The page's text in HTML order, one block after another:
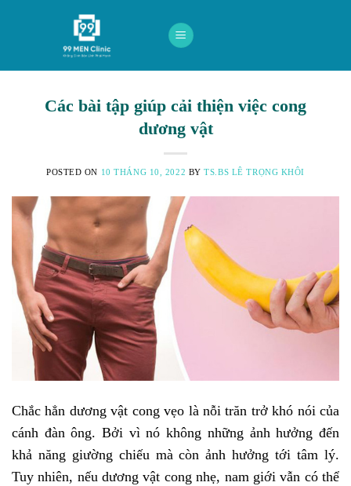
Các bài tập giúp cải thiện việc cong
dương vật
POSTED ON 10 THÁNG 10, 2022 BYTS.BS LÊ TRỌNG KHÔI
Chắc hẳn dương vật cong vẹo là nỗi trăn trở khó nói của
cánh đàn ông. Bởi vì nó không những ảnh hưởng đến
khả năng giường chiếu mà còn ảnh hưởng tới tâm lý.
Tuy nhiên, nếu dương vật cong nhẹ, nam giới vẫn có thể